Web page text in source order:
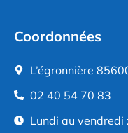
Coordonnées
L’égronnière
02 40 54 70 83
Lundi au vendredi